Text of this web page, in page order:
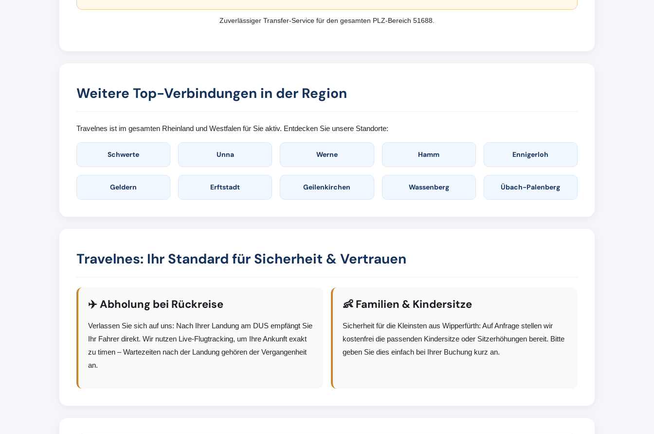
Zuverlässiger Transfer-Service für den gesamten PLZ-Bereich 51688.
Weitere Top-Verbindungen in der Region
Travelnes ist im gesamten Rheinland und Westfalen für Sie aktiv. Entdecken Sie unsere Standorte:
Schwerte Unna Werne Hamm Ennigerloh
Geldern Erftstadt Geilenkirchen Wassenberg Übach-Palenberg
Travelnes: Ihr Standard für Sicherheit & Vertrauen
✈️ Abholung bei Rückreise
Verlassen Sie sich auf uns: Nach Ihrer Landung am DUS empfängt Sie
Ihr Fahrer direkt. Wir nutzen Live-Flugtracking, um Ihre Ankunft exakt
zu timen – Wartezeiten nach der Landung gehören der Vergangenheit
an.
👶 Familien & Kindersitze
Sicherheit für die Kleinsten aus Wipperfürth: Auf Anfrage stellen wir
kostenfrei die passenden Kindersitze oder Sitzerhöhungen bereit. Bitte
geben Sie dies einfach bei Ihrer Buchung kurz an.